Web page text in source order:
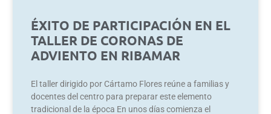
ÉXITO DE PARTICIPACIÓN EN EL
TALLER DE CORONAS DE
ADVIENTO EN RIBAMAR
El taller dirigido por Cártamo Flores reúne a familias y
docentes del centro para preparar este elemento
tradicional de la época En unos días comienza el